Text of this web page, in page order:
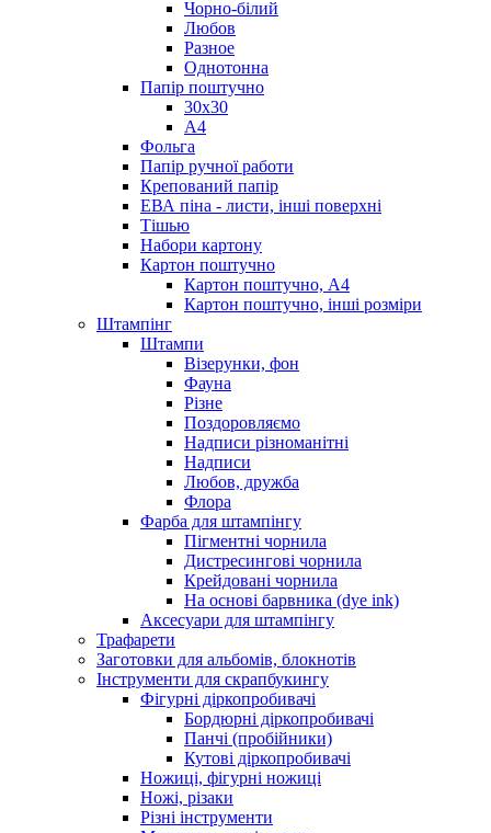
Чорно-білий
Любов
Разное
Однотонна
Папір поштучно
30х30
А4
Фольга
Папір ручної работи
Крепований папір
ЕВА піна - листи, інші поверхні
Тішью
Набори картону
Картон поштучно
Картон поштучно, А4
Картон поштучно, інші розміри
Штампінг
Штампи
Візерунки, фон
Фауна
Різне
Поздоровляємо
Надписи різноманітні
Надписи
Любов, дружба
Флора
Фарба для штампінгу
Пігментні чорнила
Дистресингові чорнила
Крейдовані чорнила
На основі барвника (dye ink)
Аксесуари для штампінгу
Трафарети
Заготовки для альбомів, блокнотів
Інструменти для скрапбукингу
Фігурні діркопробивачі
Бордюрні діркопробивачі
Панчі (пробійники)
Кутові діркопробивачі
Ножиці, фігурні ножиці
Ножі, різаки
Різні інструменти